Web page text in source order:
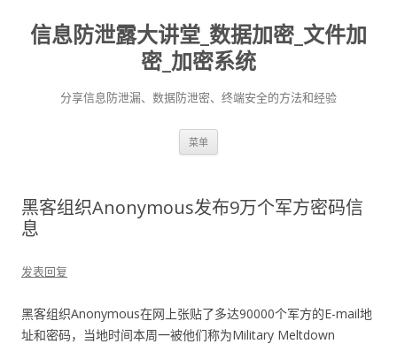
信息防泄露大讲堂_数据加密_文件加
密_加密系统
分享信息防泄漏、数据防泄密、终端安全的方法和经验
菜单
黑客组织Anonymous发布9万个军方密码信
息
发表回复
黑客组织Anonymous在网上张贴了多达90000个军方的E-mail地
址和密码，当地时间本周一被他们称为Military Meltdown